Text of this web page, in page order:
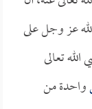
عز وجل على
تعالى
واحدة من